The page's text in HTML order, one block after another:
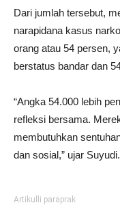
Dari jumlah tersebut,
narapidana kasus
orang atau 54 persen,
berstatus bandar dan
“Angka 54.000 lebih
refleksi bersama.
membutuhkan
dan sosial,” ujar Suyudi.
Artikulli paraprak